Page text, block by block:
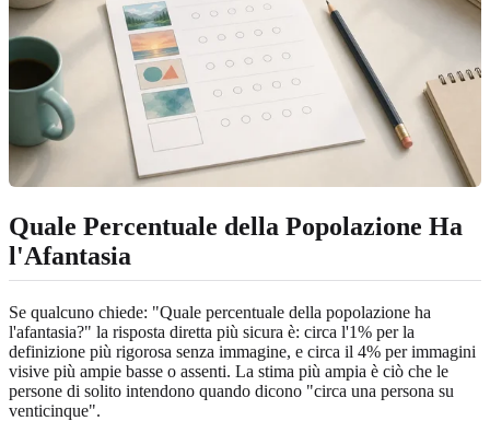
Quale Percentuale della Popolazione Ha
l'Afantasia
Se qualcuno chiede: "Quale percentuale della popolazione ha
l'afantasia?" la risposta diretta più sicura è: circa l'1% per la
definizione più rigorosa senza immagine, e circa il 4% per immagini
visive più ampie basse o assenti. La stima più ampia è ciò che le
persone di solito intendono quando dicono "circa una persona su
venticinque".